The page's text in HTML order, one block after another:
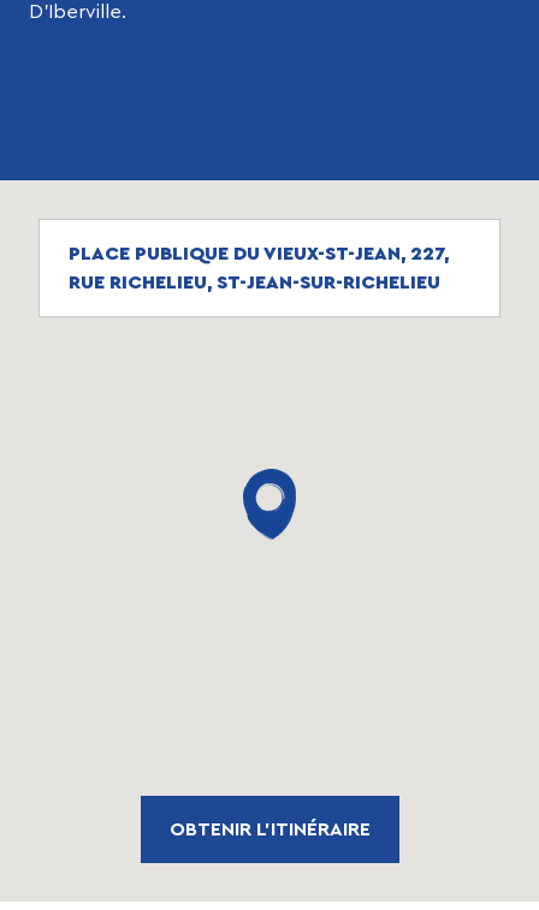
D’Iberville.
PLACE PUBLIQUE DU VIEUX-ST-JEAN, 227,
RUE RICHELIEU, ST-JEAN-SUR-RICHELIEU
OBTENIR L'ITINÉRAIRE